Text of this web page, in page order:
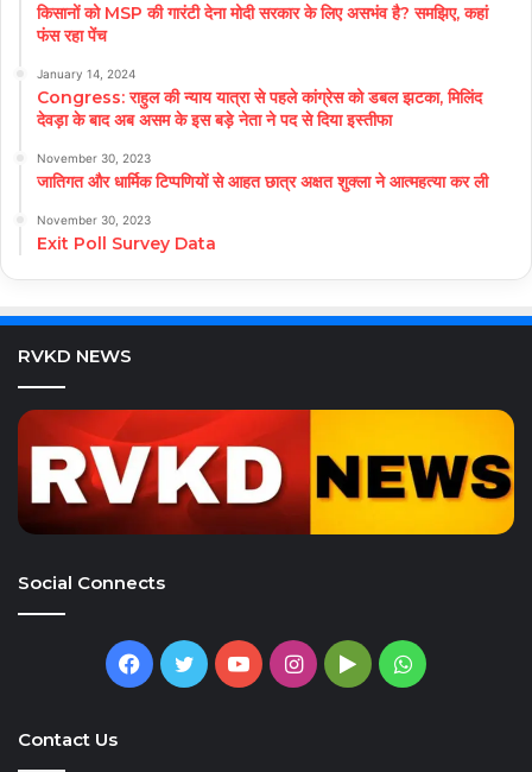
किसानों को MSP की गारंटी देना मोदी सरकार के लिए असभंव है? समझिए, कहां
फंस रहा पेंच
January 14, 2024
Congress: राहुल की न्याय यात्रा से पहले कांग्रेस को डबल झटका, मिलिंद
देवड़ा के बाद अब असम के इस बड़े नेता ने पद से दिया इस्तीफा
November 30, 2023
जातिगत और धार्मिक टिप्पणियों से आहत छात्र अक्षत शुक्ला ने आत्महत्या कर ली
November 30, 2023
Exit Poll Survey Data
RVKD NEWS
Social Connects
Facebook
TwitterYouTubeInstagram
GoogleWhatsApp
Contact Us